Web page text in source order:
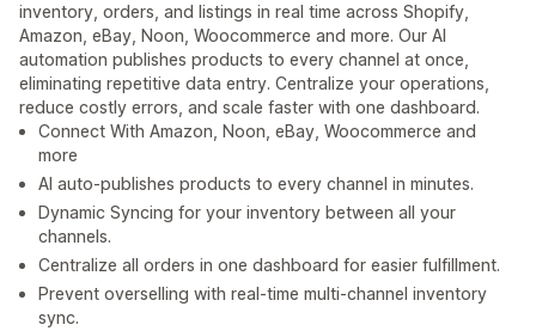
inventory, orders, and listings in real time across Shopify,
Amazon, eBay, Noon, Woocommerce and more. Our AI
automation publishes products to every channel at once,
eliminating repetitive data entry. Centralize your operations,
reduce costly errors, and scale faster with one dashboard.
Connect With Amazon, Noon, eBay, Woocommerce and
more
AI auto-publishes products to every channel in minutes.
Dynamic Syncing for your inventory between all your
channels.
Centralize all orders in one dashboard for easier fulfillment.
Prevent overselling with real-time multi-channel inventory
sync.